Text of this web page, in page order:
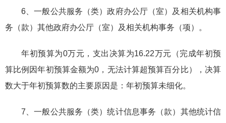
6、一般公共服务（类）政府办公厅（室）及相关机构事
务（款）其他政府办公厅（室）及相关机构事务（项）。
年初预算为0万元，支出决算为16.22万元（完成年初预
算比例因年初预算金额为0，无法计算超预算百分比），决算
数大于年初预算数的主要原因是：年初预算未细化。
7、一般公共服务（类）统计信息事务（款）其他统计信